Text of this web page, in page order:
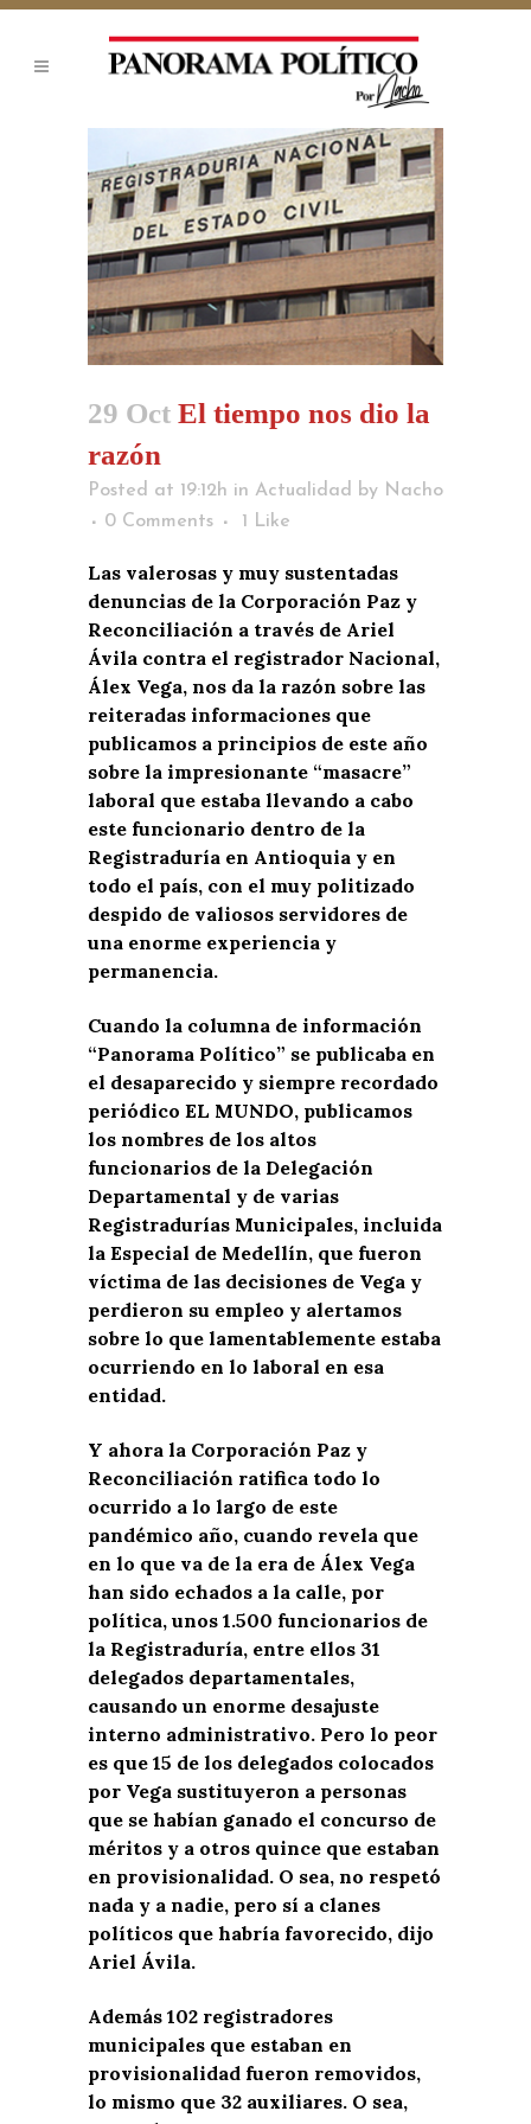
29 Oct El tiempo nos dio la
razón
Posted at 19:12h in Actualidad by Nacho
0 Comments
1 Like
Las valerosas y muy sustentadas
denuncias de la Corporación Paz y
Reconciliación a través de Ariel
Ávila contra el registrador Nacional,
Álex Vega, nos da la razón sobre las
reiteradas informaciones que
publicamos a principios de este año
sobre la impresionante “masacre”
laboral que estaba llevando a cabo
este funcionario dentro de la
Registraduría en Antioquia y en
todo el país, con el muy politizado
despido de valiosos servidores de
una enorme experiencia y
permanencia.
Cuando la columna de información
“Panorama Político” se publicaba en
el desaparecido y siempre recordado
periódico EL MUNDO, publicamos
los nombres de los altos
funcionarios de la Delegación
Departamental y de varias
Registradurías Municipales, incluida
la Especial de Medellín, que fueron
víctima de las decisiones de Vega y
perdieron su empleo y alertamos
sobre lo que lamentablemente estaba
ocurriendo en lo laboral en esa
entidad.
Y ahora la Corporación Paz y
Reconciliación ratifica todo lo
ocurrido a lo largo de este
pandémico año, cuando revela que
en lo que va de la era de Álex Vega
han sido echados a la calle, por
política, unos 1.500 funcionarios de
la Registraduría, entre ellos 31
delegados departamentales,
causando un enorme desajuste
interno administrativo. Pero lo peor
es que 15 de los delegados colocados
por Vega sustituyeron a personas
que se habían ganado el concurso de
méritos y a otros quince que estaban
en provisionalidad. O sea, no respetó
nada y a nadie, pero sí a clanes
políticos que habría favorecido, dijo
Ariel Ávila.
Además 102 registradores
municipales que estaban en
provisionalidad fueron removidos,
lo mismo que 32 auxiliares. O sea,